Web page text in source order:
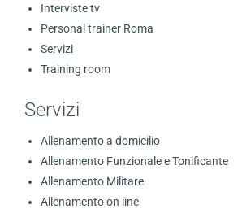
Interviste tv
Personal trainer Roma
Servizi
Training room
Servizi
Allenamento a domicilio
Allenamento Funzionale e Tonificante
Allenamento Militare
Allenamento on line